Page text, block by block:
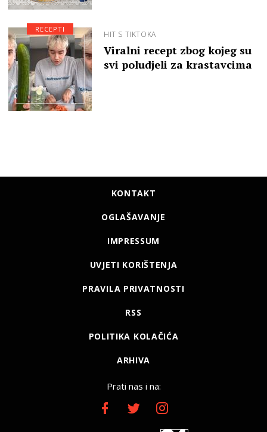
HIT S TIKTOKA
Viralni recept zbog kojeg su
svi poludjeli za krastavcima
RECEPTI
KONTAKT
OGLAŠAVANJE
IMPRESSUM
UVJETI KORIŠTENJA
PRAVILA PRIVATNOSTI
RSS
POLITIKA KOLAČIĆA
ARHIVA
Prati nas i na: